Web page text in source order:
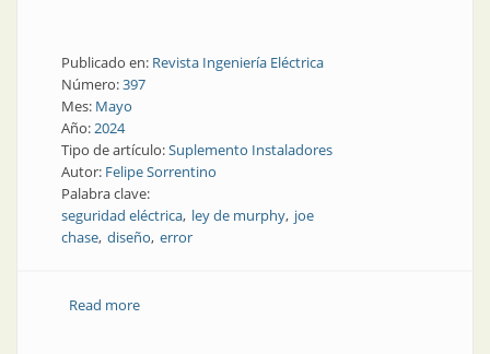
Publicado en: Revista Ingeniería Eléctrica
Número:397
Mes: Mayo
Año:2024
Tipo de artículo:Suplemento Instaladores
Autor: Felipe Sorrentino
Palabra clave:
seguridad eléctrica ley de murphy joe
chase diseño error
Read moreabout Ley de Murphy